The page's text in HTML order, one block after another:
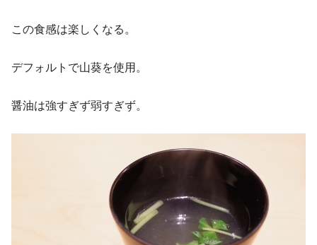
この食感は楽しくなる。
デフォルトで山葵を使用。
醤油は強すぎず弱すぎず。